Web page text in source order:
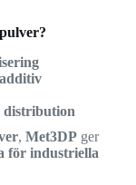
distribution
, Met3DPger
för industriella